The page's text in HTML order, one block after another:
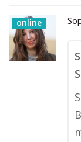
online